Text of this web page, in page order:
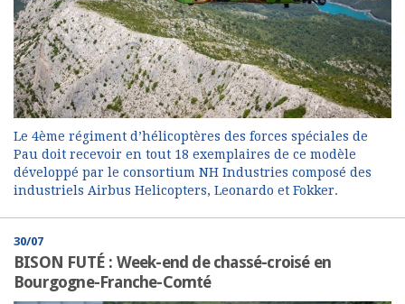
Le 4ème régiment d’hélicoptères des forces spéciales de
Pau doit recevoir en tout 18 exemplaires de ce modèle
développé par le consortium NH Industries composé des
industriels Airbus Helicopters, Leonardo et Fokker.
30/07
BISON FUTÉ : Week-end de chassé-croisé en
Bourgogne-Franche-Comté